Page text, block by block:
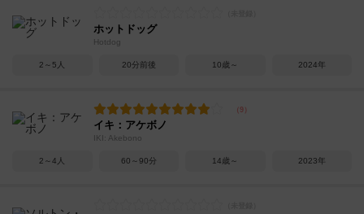
ホットドッグ
Hotdog
2～5人 20分前後 10歳～ 2024年
イキ：アケボノ
IKI: Akebono
2～4人 60～90分 14歳～ 2023年